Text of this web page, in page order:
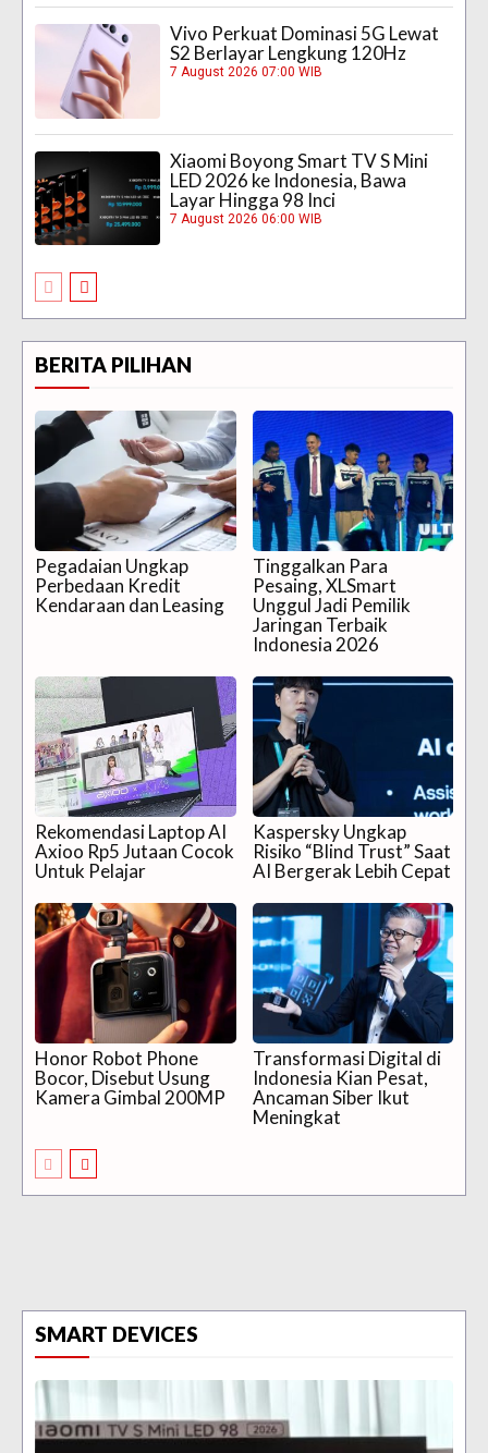
Vivo Perkuat Dominasi 5G Lewat
S2 Berlayar Lengkung 120Hz
7 August 2026 07:00 WIB
Xiaomi Boyong Smart TV S Mini
LED 2026 ke Indonesia, Bawa
Layar Hingga 98 Inci
7 August 2026 06:00 WIB
BERITA PILIHAN
Pegadaian Ungkap
Perbedaan Kredit
Kendaraan dan Leasing
Tinggalkan Para
Pesaing, XLSmart
Unggul Jadi Pemilik
Jaringan Terbaik
Indonesia 2026
Rekomendasi Laptop AI
Axioo Rp5 Jutaan Cocok
Untuk Pelajar
Kaspersky Ungkap
Risiko “Blind Trust” Saat
AI Bergerak Lebih Cepat
Honor Robot Phone
Bocor, Disebut Usung
Kamera Gimbal 200MP
Transformasi Digital di
Indonesia Kian Pesat,
Ancaman Siber Ikut
Meningkat
SMART DEVICES